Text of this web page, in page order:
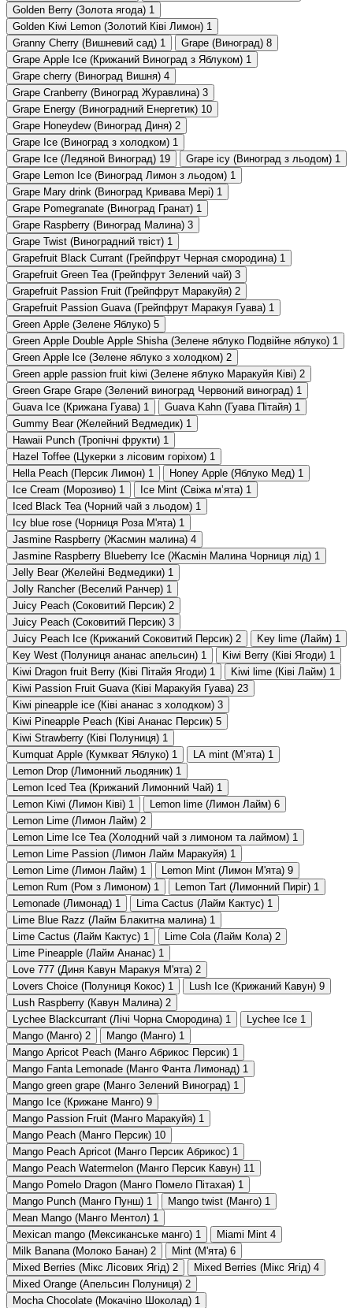
Golden Berry (Золота ягода) 1
Golden Kiwi Lemon (Золотий Ківі Лимон) 1
Granny Cherry (Вишневий сад) 1 Grape (Виноград) 8
Grape Apple Ice (Крижаний Виноград з Яблуком) 1
Grape cherry (Виноград Вишня) 4
Grape Cranberry (Виноград Журавлина) 3
Grape Energy (Виноградний Енергетик) 10
Grape Honeydew (Виноград Диня) 2
Grape Ice (Виноград з холодком) 1
Grape Ice (Ледяной Виноград) 19 Grape icy (Виноград з льодом) 1
Grape Lemon Ice (Виноград Лимон з льодом) 1
Grape Mary drink (Виноград Кривава Мері) 1
Grape Pomegranate (Виноград Гранат) 1
Grape Raspberry (Виноград Малина) 3
Grape Twist (Виноградний твіст) 1
Grapefruit Black Currant (Грейпфрут Черная смородина) 1
Grapefruit Green Tea (Грейпфрут Зелений чай) 3
Grapefruit Passion Fruit (Грейпфрут Маракуйя) 2
Grapefruit Passion Guava (Грейпфрут Маракуя Гуава) 1
Green Apple (Зелене Яблуко) 5
Green Apple Double Apple Shisha (Зелене яблуко Подвійне яблуко) 1
Green Apple lce (Зелене яблуко з холодком) 2
Green apple passion fruit kiwi (Зелене яблуко Маракуйя Ківі) 2
Green Grape Grape (Зелений виноград Червоний виноград) 1
Guava Ice (Крижана Гуава) 1 Guava Kahn (Гуава Пітайя) 1
Gummy Bear (Желейний Ведмедик) 1
Hawaii Punch (Тропічні фрукти) 1
Hazel Toffee (Цукерки з лісовим горіхом) 1
Hella Peach (Персик Лимон) 1 Honey Apple (Яблуко Мед) 1
Ice Cream (Морозиво) 1 Ice Mint (Свіжа мʼята) 1
Iced Black Tea (Чорний чай з льодом) 1
Icy blue rose (Чорниця Роза М'ята) 1
Jasmine Raspberry (Жасмин малина) 4
Jasmine Raspberry Blueberry Ice (Жасмін Малина Чорниця лід) 1
Jelly Bear (Желейні Ведмедики) 1
Jolly Rancher (Веселий Ранчер) 1
Juicy Peach (Соковитий Персик) 2
Juicy Peach (Соковитий Персик) 3
Juicy Peach Ice (Крижаний Соковитий Персик) 2 Key lime (Лайм) 1
Key West (Полуниця ананас апельсин) 1 Kiwi Berry (Ківі Ягоди) 1
Kiwi Dragon fruit Berry (Ківі Пітайя Ягоди) 1 Kiwi lime (Ківі Лайм) 1
Kiwi Passion Fruit Guava (Ківі Маракуйя Гуава) 23
Kiwi pineapple ice (Ківі ананас з холодком) 3
Kiwi Pineapple Peach (Ківі Ананас Персик) 5
Kiwi Strawberry (Ківі Полуниця) 1
Kumquat Apple (Кумкват Яблуко) 1 LA mint (Мʼята) 1
Lemon Drop (Лимонний льодяник) 1
Lemon Iced Tea (Крижаний Лимонний Чай) 1
Lemon Kiwi (Лимон Ківі) 1 Lemon lime (Лимон Лайм) 6
Lemon Lime (Лимон Лайм) 2
Lemon Lime Ice Tea (Холодний чай з лимоном та лаймом) 1
Lemon Lime Passion (Лимон Лайм Маракуйя) 1
Lemon Limе (Лимон Лайм) 1 Lemon Mint (Лимон М'ята) 9
Lemon Rum (Ром з Лимоном) 1 Lemon Tart (Лимонний Пиріг) 1
Lemonade (Лимонад) 1 Lima Cactus (Лайм Кактус) 1
Lime Blue Razz (Лайм Блакитна малина) 1
Lime Cactus (Лайм Кактус) 1 Lime Cola (Лайм Кола) 2
Lime Pineapple (Лайм Ананас) 1
Love 777 (Диня Кавун Маракуя М'ята) 2
Lovers Choice (Полуниця Кокос) 1 Lush Ice (Крижаний Кавун) 9
Lush Raspberry (Кавун Малина) 2
Lychee Blackcurrant (Лічі Чорна Смородина) 1 Lychee Ice 1
Mango (Манго) 2 Mango (Манго) 1
Mango Apricot Peach (Манго Абрикос Персик) 1
Mango Fanta Lemonade (Манго Фанта Лимонад) 1
Mango green grape (Манго Зелений Виноград) 1
Mango Ice (Крижане Манго) 9
Mango Passion Fruit (Манго Маракуйя) 1
Mango Peach (Манго Персик) 10
Mango Peach Apricot (Манго Персик Абрикос) 1
Mango Peach Watermelon (Манго Персик Кавун) 11
Mango Pomelo Dragon (Манго Помело Пітахая) 1
Mango Punch (Манго Пунш) 1 Mango twist (Манго) 1
Mean Mango (Манго Ментол) 1
Mexican mango (Мексиканське манго) 1 Miami Mint 4
Milk Banana (Молоко Банан) 2 Mint (М'ята) 6
Mixed Berries (Мікс Лісових Ягід) 2 Mixed Berries (Мікс Ягід) 4
Mixed Orange (Апельсин Полуниця) 2
Mocha Chocolate (Мокачіно Шоколад) 1